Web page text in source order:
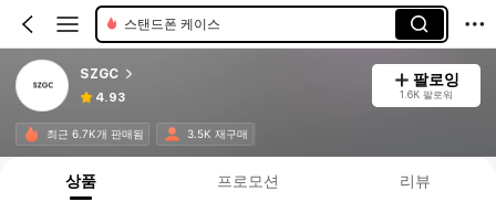
스탠드폰 케이스
SZGC
4.93
팔로잉
1.6K 팔로워
최근 6.7K개 판매됨 3.5K 재구매
상품 프로모션 리뷰